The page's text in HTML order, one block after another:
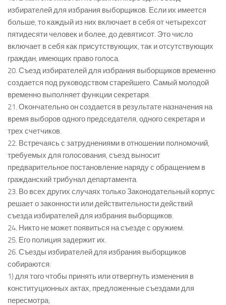
избирателей для избрания выборщиков. Если их имеется
больше, то каждый из них включает в себя от четырехсот
пятидесяти человек и более, до девятисот. Это число
включает в себя как присутствующих, так и отсутствующих
граждан, имеющих право голоса.
20. Съезд избирателей для избрания выборщиков временно
создается под руководством старейшего. Самый молодой
временно выполняет функции секретаря.
21. Окончательно он создается в результате назначения на
время выборов одного председателя, одного секретаря и
трех счетчиков.
22. Встречаясь с затруднениями в отношении полномочий,
требуемых для голосования, съезд выносит
предварительное постановление наряду с обращением в
гражданский трибунал департамента.
23. Во всех других случаях только Законодательный корпус
решает о законности или действительности действий
съезда избирателей для избрания выборщиков.
24. Никто не может появиться на съезде с оружием.
25. Его полиция задержит их.
26. Съезды избирателей для избрания выборщиков
собираются:
1) для того чтобы принять или отвергнуть изменения в
конституционных актах, предложенные съездами для
пересмотра;